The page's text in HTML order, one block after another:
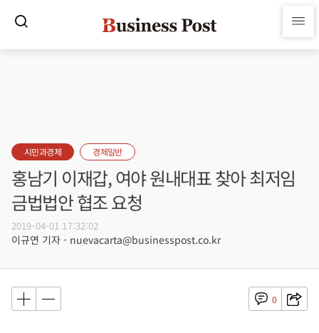
시민과경제 경제일반
홍남기 이재갑, 여야 원내대표 찾아 최저임
금법법안 협조 요청
2019-04-01 17:32:02
이규연 기자 - nuevacarta@businesspost.co.kr
0